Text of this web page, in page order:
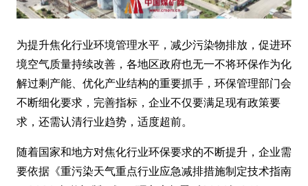
为提升焦化行业环境管理水平，减少污染物排放，促进环
境空气质量持续改善，各地区政府也无一不将环保作为化
解过剩产能、优化产业结构的重要抓手，环保管理部门会
不断细化要求，完善指标，企业不仅要满足现有政策要
求，还需认清行业趋势，适度超前。
随着国家和地方对焦化行业环保要求的不断提升，企业需
要依据《重污染天气重点行业应急减排措施制定技术指南